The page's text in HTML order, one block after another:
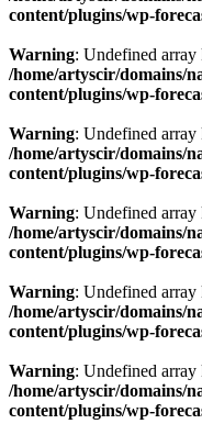
content/plugins/wp-
Warning: Undefined
/home/artyscir/domains/
content/plugins/wp-
Warning: Undefined
/home/artyscir/domains/
content/plugins/wp-
Warning: Undefined
/home/artyscir/domains/
content/plugins/wp-
Warning: Undefined
/home/artyscir/domains/
content/plugins/wp-
Warning: Undefined
/home/artyscir/domains/
content/plugins/wp-